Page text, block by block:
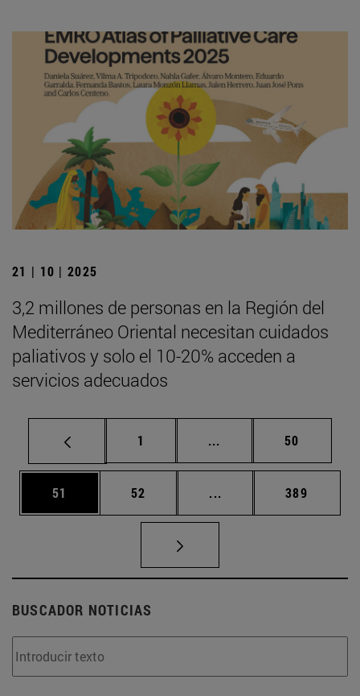
21 | 10 | 2025
3,2 millones de personas en la Región del
Mediterráneo Oriental necesitan cuidados
paliativos y solo el 10-20% acceden a
servicios adecuados
Página
1 ... Páginas intermedias
Página
50
Página
51 Página
52 ... Páginas intermedias
Página
389
BUSCADOR NOTICIAS